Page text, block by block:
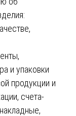
и упаковки
продукции и
счета-